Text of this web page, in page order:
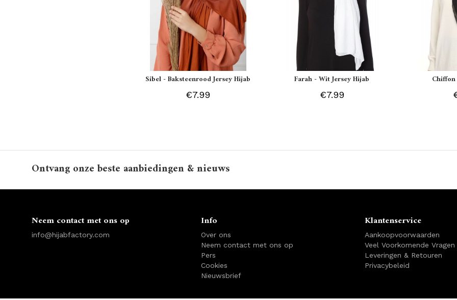
Sibel - Baksteenrood Jersey Hijab
€7.99
Farah - Wit Jersey Hijab
€7.99
Ontvang onze beste aanbiedingen & nieuws
Neem contact met ons op
info@hijabfactory.com
Info
Over ons
Neem contact met ons op
Pers
Cookies
Nieuwsbrief
Klantenservice
Aankoopvoorwaarden
Veel Voorkomende Vragen
Leveringen & Retouren
Privacybeleid